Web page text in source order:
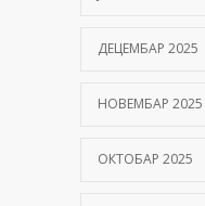
ДЕЦЕМБАР 2025
НОВЕМБАР 2025
ОКТОБАР 2025